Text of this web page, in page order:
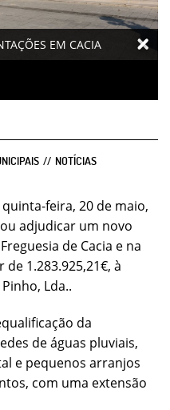
EM CACIA
NOTÍCIAS
feira, 20 de maio,
adjudicar um novo
de Cacia e na
1.283.925,21€, à
Lda..
da
de águas pluviais,
e pequenos arranjos
com uma extensão